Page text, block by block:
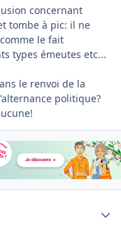
concernant
tombe à pic: il ne
le fait
types émeutes etc...
le renvoi de la
politique?